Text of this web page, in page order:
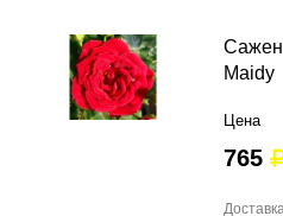
Maidy
Цена
765